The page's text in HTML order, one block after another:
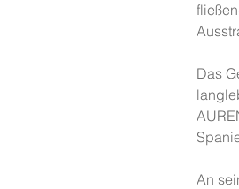
Das
An